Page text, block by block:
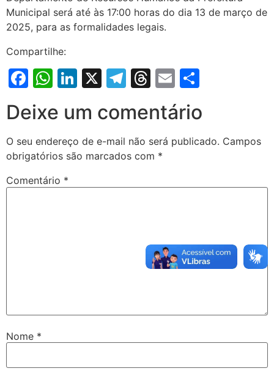
Municipal será até às 17:00 horas do dia 13 de março de
2025, para as formalidades legais.
Compartilhe:
Facebook
WhatsApp
LinkedIn
X Telegram
Threads
Email
Deixe um comentário
O seu endereço de e-mail não será publicado. Campos
obrigatórios são marcados com *
Comentário *
Nome *